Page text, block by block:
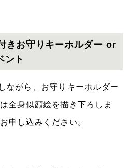
きお守りキーホルダー or
ント
ながら、お守りキーホルダー
全身似顔絵を描き下ろしま
申し込みください。